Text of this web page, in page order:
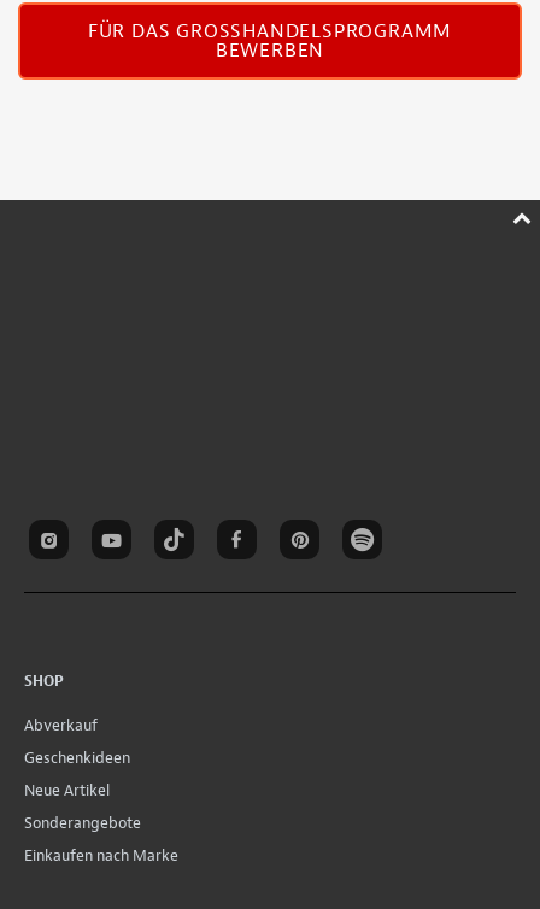
FÜR DAS GROSSHANDELSPROGRAMM B
EWERBEN
SHOP
Abverkauf
Geschenkideen
Neue Artikel
Sonderangebote
Einkaufen nach Marke